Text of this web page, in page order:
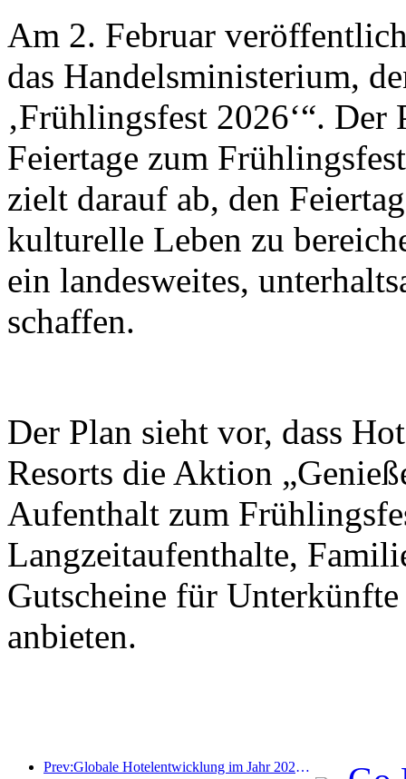
Am 2. Februar
das Handelsministerium,
‚Frühlingsfest 2026‘“.
Feiertage zum
zielt darauf ab, den
kulturelle Leben zu
ein landesweites,
schaffen.
Der Plan sieht vor, dass
Resorts die Aktion
Aufenthalt zum
Langzeitaufenthalte,
Gutscheine für
anbieten.
Prev:Globale Hotelentwicklung im Jahr 2026: Shanghai belegt Platz eins bei der Anzahl neuer Zimmer